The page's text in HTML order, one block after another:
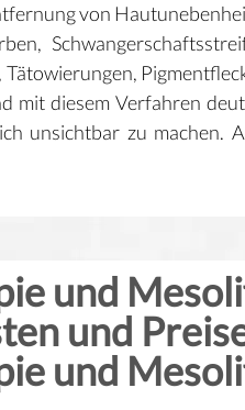
von
mit diesem Verfahren
unsichtbar zu machen.
und
und
und